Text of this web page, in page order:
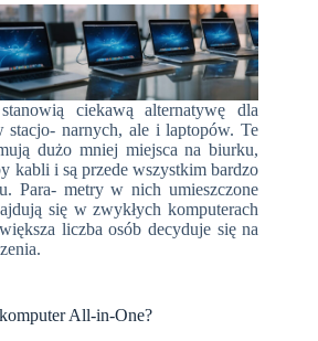
ciekawą alternatywę dla
stacjo- narnych, ale i laptopów. Te
dużo mniej miejsca na biurku,
kabli i są przede wszystkim bardzo
Para- metry w nich umieszczone
się w zwykłych komputerach
liczba osób decyduje się na
All-in-One?